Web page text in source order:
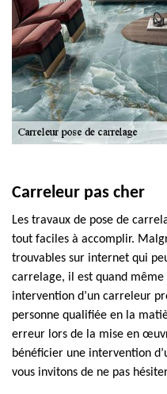
Carreleur pas cher
Les travaux de pose de
tout faciles à accomplir.
trouvables sur internet qui
carrelage, il est quand
intervention d’un carreleur
personne qualifiée en la
erreur lors de la mise en
bénéficier une intervention
vous invitons de ne pas